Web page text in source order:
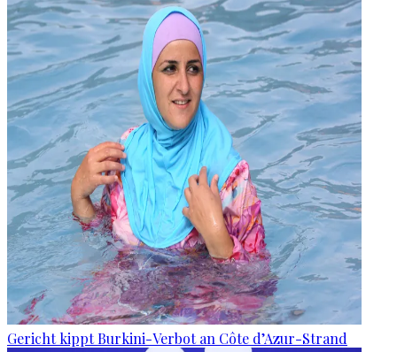
Gericht kippt Burkini-Verbot an Côte d’Azur-Strand